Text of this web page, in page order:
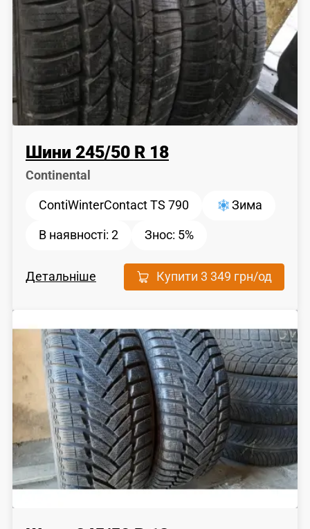
Шини 245/50 R 18
Сontinental
ContiWinterContact TS 790 Зима
В наявності: 2 Знос: 5%
Детальніше Купити3 349 грн/од